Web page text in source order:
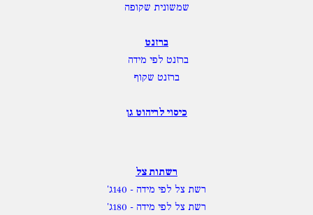
שמשונית שקופה
ברזנט
ברזנט לפי מידה
ברזנט שקוף
כיסוי לריהוט גן
רשתות צל
רשת צל לפי מידה - 140ג'
רשת צל לפי מידה - 180ג'